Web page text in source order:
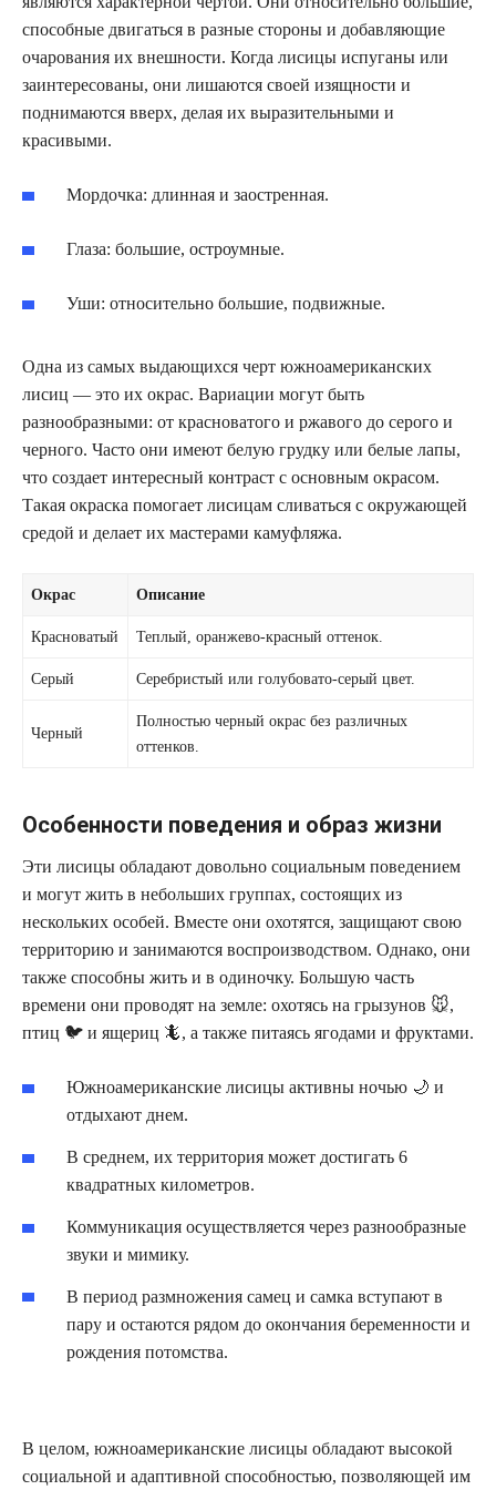
способные двигаться в разные стороны и добавляющие
очарования их внешности. Когда лисицы испуганы или
заинтересованы, они лишаются своей изящности и
поднимаются вверх, делая их выразительными и
красивыми.
Мордочка: длинная и заостренная.
Глаза: большие, остроумные.
Уши: относительно большие, подвижные.
Одна из самых выдающихся черт южноамериканских
лисиц — это их окрас. Вариации могут быть
разнообразными: от красноватого и ржавого до серого и
черного. Часто они имеют белую грудку или белые лапы,
что создает интересный контраст с основным окрасом.
Такая окраска помогает лисицам сливаться с окружающей
средой и делает их мастерами камуфляжа.
Окрас Описание
Красноватый Теплый, оранжево-красный оттенок.
Серый Серебристый или голубовато-серый цвет.
Черный
Полностью черный окрас без различных
оттенков.
Особенности поведения и образ жизни
Эти лисицы обладают довольно социальным поведением
и могут жить в небольших группах, состоящих из
нескольких особей. Вместе они охотятся, защищают свою
территорию и занимаются воспроизводством. Однако, они
также способны жить и в одиночку. Большую часть
времени они проводят на земле: охотясь на грызунов 🐭,
птиц 🐦 и ящериц 🦎, а также питаясь ягодами и фруктами.
Южноамериканские лисицы активны ночью 🌙 и
отдыхают днем.
В среднем, их территория может достигать 6
квадратных километров.
Коммуникация осуществляется через разнообразные
звуки и мимику.
В период размножения самец и самка вступают в
пару и остаются рядом до окончания беременности и
рождения потомства.
В целом, южноамериканские лисицы обладают высокой
социальной и адаптивной способностью, позволяющей им